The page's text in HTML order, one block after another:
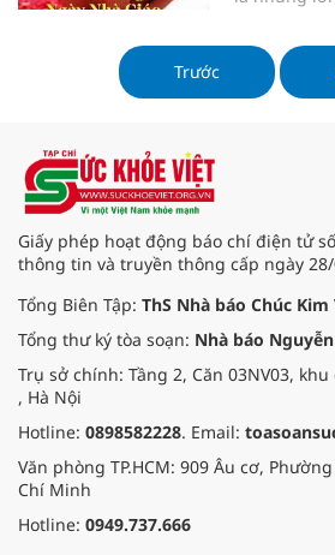
Trước
Giấy phép hoạt động báo chí điện tử số
thông tin và truyền thông cấp ngày 28/
Tổng Biên Tập: ThS Nhà báo Chúc Kim
Tổng thư ký tòa soạn: Nhà báo
Trụ sở chính: Tầng 2, Căn 03NV03,
, Hà Nội
Hotline: 0898582228. Email:
Văn phòng TP.HCM: 909 Âu cơ,
Chí Minh
Hotline: 0949.737.666